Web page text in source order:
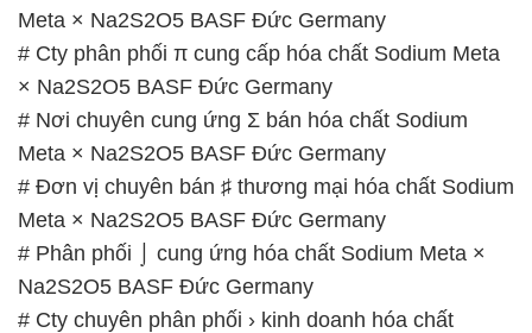
Meta × Na2S2O5 BASF Đức Germany
# Cty phân phối π cung cấp hóa chất Sodium Meta
× Na2S2O5 BASF Đức Germany
# Nơi chuyên cung ứng Σ bán hóa chất Sodium
Meta × Na2S2O5 BASF Đức Germany
# Đơn vị chuyên bán ♯ thương mại hóa chất Sodium
Meta × Na2S2O5 BASF Đức Germany
# Phân phối ⌡ cung ứng hóa chất Sodium Meta ×
Na2S2O5 BASF Đức Germany
# Cty chuyên phân phối › kinh doanh hóa chất